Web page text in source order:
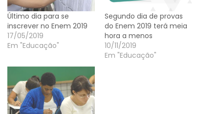
Último dia para se
inscrever no Enem 2019
17/05/2019
Em "Educação"
Segundo dia de provas
do Enem 2019 terá meia
hora a menos
10/11/2019
Em "Educação"